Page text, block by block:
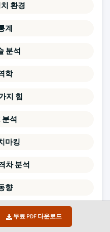
무료 PDF 다운로드
환경
계
분석
학
지 힘
분석
마킹
차 분석
향
석